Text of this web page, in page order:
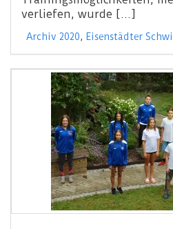
verliefen, wurde […]
Archiv 2020, Eisenstädter